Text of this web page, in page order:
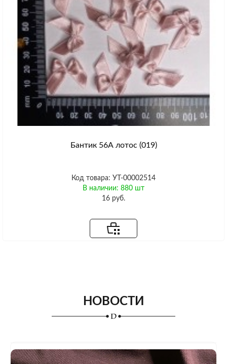
Бантик 56А лотос (019)
Код товара: УТ-00002514
В наличии: 880 шт
16 руб.
НОВОСТИ